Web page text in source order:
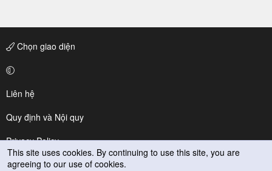
Chọn giao diện
Liên hệ
Quy định và Nội quy
Privacy Policy
Trợ giúp
This site uses cookies. By continuing to use this site, you are
agreeing to our use of cookies.